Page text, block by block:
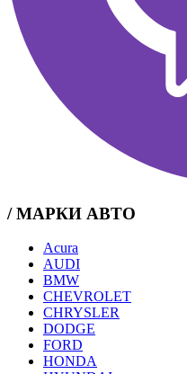
/ МАРКИ АВТО
Acura
AUDI
BMW
CHEVROLET
CHRYSLER
DODGE
FORD
HONDA